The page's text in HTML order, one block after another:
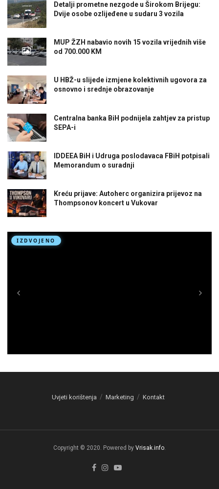
Detalji prometne nezgode u Širokom Brijegu:
Dvije osobe ozlijeđene u sudaru 3 vozila
MUP ŽZH nabavio novih 15 vozila vrijednih više
od 700.000 KM
U HBŽ-u slijede izmjene kolektivnih ugovora za
osnovno i srednje obrazovanje
Centralna banka BiH podnijela zahtjev za pristup
SEPA-i
IDDEEA BiH i Udruga poslodavaca FBiH potpisali
Memorandum o suradnji
Kreću prijave: Autoherc organizira prijevoz na
Thompsonov koncert u Vukovar
Uvjeti korištenja Marketing Kontakt
Copyright © 2020. Powered by Vrisak.info.